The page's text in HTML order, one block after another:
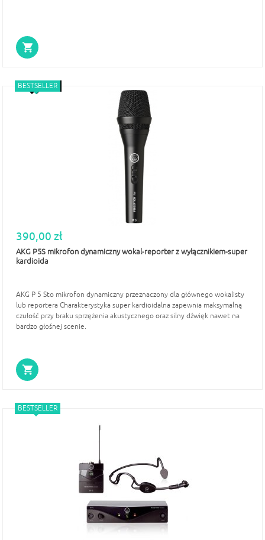
NOWOŚĆ
WYPRZEDAŻ
BESTSELLER
390,00 zł
AKG P5S mikrofon dynamiczny wokal-reporter z wyłącznikiem-super
kardioida
AKG P 5 Sto mikrofon dynamiczny przeznaczony dla głównego wokalisty
lub reportera Charakterystyka super kardioidalna zapewnia maksymalną
czułość przy braku sprzężenia akustycznego oraz silny dźwięk nawet na
bardzo głośnej scenie.
BESTSELLER